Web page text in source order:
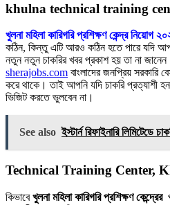
khulna technical training
খুলনা মহিলা কারিগরি প্রশিক্ষণ কেন্দ্র নিয়োগ
কঠিন, কিন্তু এটি আরও কঠিন হতে পারে যদি
নতুন নতুন চাকরির খবর প্রকাশ হয় তা না
sherajobs.com বাংলাদের জনপ্রিয় সরকারি
করে থাকে। তাই আপনি যদি চাকরি প্রত্যাশী
ভিজিট করতে ভুলবেন না।
See also ইস্টার্ন রিফাইনারি লিমিটেডে
Technical Training Center,
কিভাবেখুলনা মহিলা কারিগরি প্রশিক্ষণ কেন্দ্রের